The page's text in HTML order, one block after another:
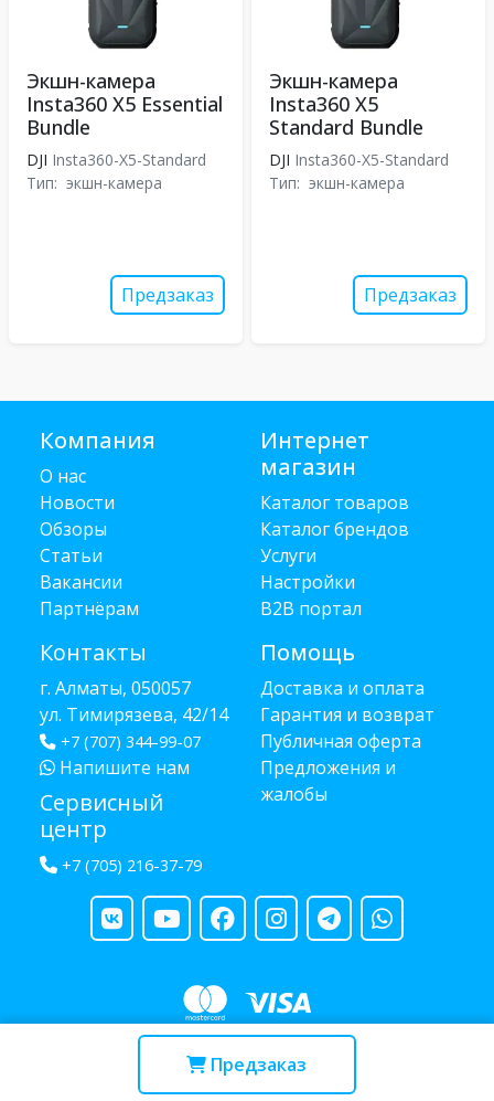
Предзаказ
Экшн-камера
Insta360 X5 Essential
Bundle
DJI Insta360-X5-Standard
Тип: экшн-камера
Предзаказ
Экшн-камера
Insta360 X5
Standard Bundle
DJI Insta360-X5-Standard
Тип: экшн-камера
Предзаказ
Компания
О нас
Новости
Обзоры
Статьи
Вакансии
Партнёрам
Контакты
г. Алматы, 050057
ул. Тимирязева, 42/14
+7 (707) 344-99-07
Напишите нам
Сервисный
центр
+7 (705) 216-37-79
Интернет
магазин
Каталог товаров
Каталог брендов
Услуги
Настройки
B2B портал
Помощь
Доставка и оплата
Гарантия и возврат
Публичная оферта
Предложения и
жалобы
Copyright © 2013 - 2026 RUBA - разработано